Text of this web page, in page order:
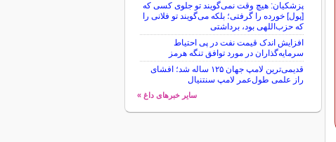
پزشکیان: هیچ وقت نمی‌گویند تو جلوی کسی که
[پول] خورده را گرفتی؛ بلکه می‌گویند تو فلانی را
که حزب‌اللهی بود، برداشتی
افزایش اندک قیمت نفت در پی احتیاط
سرمایه‌گذاران در مورد توافق تنگه هرمز
قدیمی‌ترین لامپ جهان ۱۲۵ ساله شد؛ افشای
راز علمی طول‌عمر لامپ سنتنیال
سایر خبرهای داغ »